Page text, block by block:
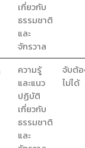
เกี่ยวกับ
ธรรมชาติ
และ
จักรวาล
ความรู้
และแนว
ปฏิบัติ
เกี่ยวกับ
ธรรมชาติ
และ
จับต้
ไม่ได้